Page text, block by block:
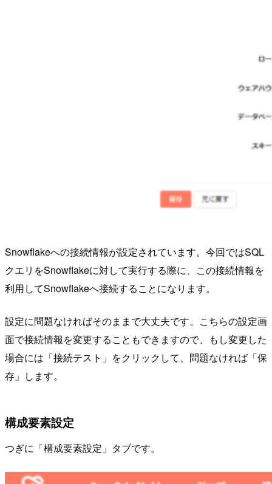
Snowflakeへの接続情報が設定されています。今回ではSQL
クエリをSnowflakeに対して実行する際に、この接続情報を
利用してSnowflakeへ接続することになります。
設定に問題なければそのままで大丈夫です。こちらの設定画
面で接続情報を変更することもできますので、もし変更した
場合には「接続テスト」をクリックして、問題なければ「保
存」します。
構成要素設定
つぎに「構成要素設定」タブです。